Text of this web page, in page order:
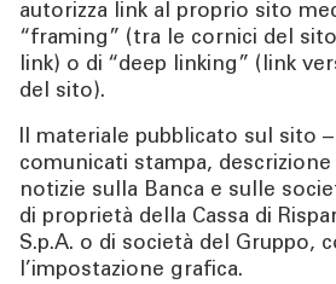
CHI SIAMO
TOOL
ATTUALITÀ
CONTATTI
autorizza link al proprio sito
“framing” (tra le cornici del
link) o di “deep linking” (link
del sito).
Il materiale pubblicato sul sito
comunicati stampa,
notizie sulla Banca e sulle
di proprietà della Cassa di
S.p.A. o di società del Gruppo,
l’impostazione grafica.